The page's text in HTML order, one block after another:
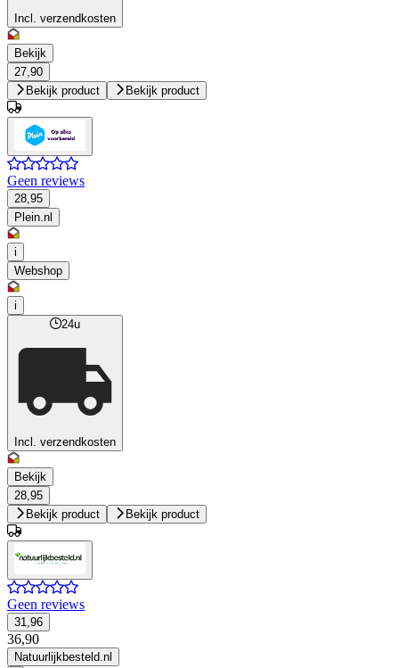
Incl. verzendkosten
Bekijk
27,90
Bekijk product
Bekijk product
Geen reviews
28,95
Plein.nl
i
Webshop
i
24u
Incl. verzendkosten
Bekijk
28,95
Bekijk product
Bekijk product
Geen reviews
31,96
36,90
Natuurlijkbesteld.nl